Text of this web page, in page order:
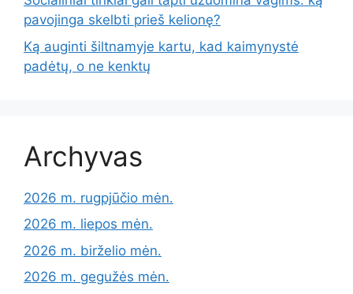
pavojinga skelbti prieš kelionę?
Ką auginti šiltnamyje kartu, kad kaimynystė
padėtų, o ne kenktų
Archyvas
2026 m. rugpjūčio mėn.
2026 m. liepos mėn.
2026 m. birželio mėn.
2026 m. gegužės mėn.